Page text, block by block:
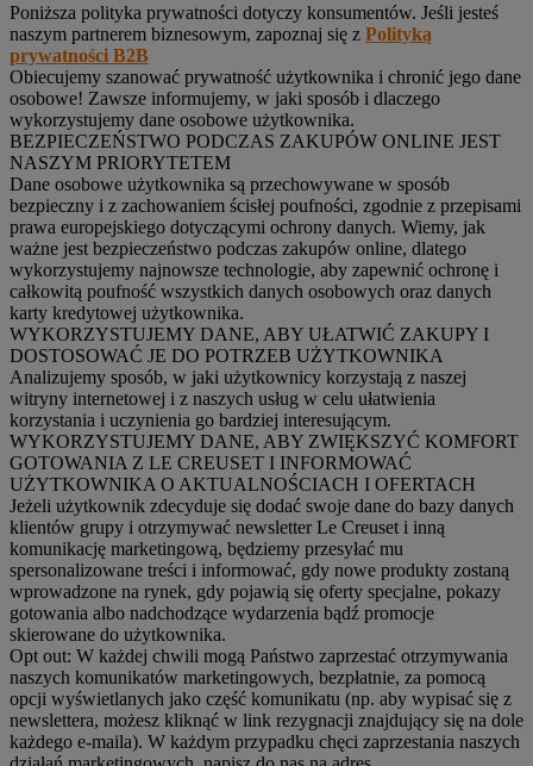
Poniższa polityka prywatności dotyczy konsumentów. Jeśli jesteś
naszym partnerem biznesowym, zapoznaj się z Polityką
prywatności B2B
Obiecujemy szanować prywatność użytkownika i chronić jego dane
osobowe! Zawsze informujemy, w jaki sposób i dlaczego
wykorzystujemy dane osobowe użytkownika.
BEZPIECZEŃSTWO PODCZAS ZAKUPÓW ONLINE JEST
NASZYM PRIORYTETEM
Dane osobowe użytkownika są przechowywane w sposób
bezpieczny i z zachowaniem ścisłej poufności, zgodnie z przepisami
prawa europejskiego dotyczącymi ochrony danych. Wiemy, jak
ważne jest bezpieczeństwo podczas zakupów online, dlatego
wykorzystujemy najnowsze technologie, aby zapewnić ochronę i
całkowitą poufność wszystkich danych osobowych oraz danych
karty kredytowej użytkownika.
WYKORZYSTUJEMY DANE, ABY UŁATWIĆ ZAKUPY I
DOSTOSOWAĆ JE DO POTRZEB UŻYTKOWNIKA
Analizujemy sposób, w jaki użytkownicy korzystają z naszej
witryny internetowej i z naszych usług w celu ułatwienia
korzystania i uczynienia go bardziej interesującym.
WYKORZYSTUJEMY DANE, ABY ZWIĘKSZYĆ KOMFORT
GOTOWANIA Z LE CREUSET I INFORMOWAĆ
UŻYTKOWNIKA O AKTUALNOŚCIACH I OFERTACH
Jeżeli użytkownik zdecyduje się dodać swoje dane do bazy danych
klientów grupy i otrzymywać newsletter Le Creuset i inną
komunikację marketingową, będziemy przesyłać mu
spersonalizowane treści i informować, gdy nowe produkty zostaną
wprowadzone na rynek, gdy pojawią się oferty specjalne, pokazy
gotowania albo nadchodzące wydarzenia bądź promocje
skierowane do użytkownika.
Opt out: W każdej chwili mogą Państwo zaprzestać otrzymywania
naszych komunikatów marketingowych, bezpłatnie, za pomocą
opcji wyświetlanych jako część komunikatu (np. aby wypisać się z
newslettera, możesz kliknąć w link rezygnacji znajdujący się na dole
każdego e-maila). W każdym przypadku chęci zaprzestania naszych